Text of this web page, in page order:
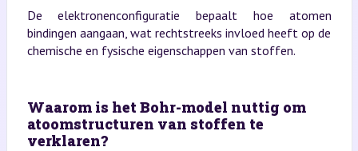
De elektronenconfiguratie bepaalt hoe atomen
bindingen aangaan, wat rechtstreeks invloed heeft op de
chemische en fysische eigenschappen van stoffen.
Waarom is het Bohr-model nuttig om
atoomstructuren van stoffen te
verklaren?